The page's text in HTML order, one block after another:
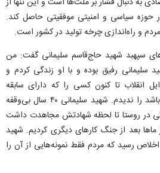
سیاسی و امنیتی موفقیتی حاصل کند.
مردم و راه‌اندازی چرخه تولید در کشور است.
سپهبد شهید حاج‌قاسم سلیمانی گفت: من
سال با شهید سلیمانی رفیق بوده و با او زندگی کردم و
انقلاب تا کنون کسی را که دارای سابقه
مجاهدت شبیه شهید سلیمانی باشد را ندیدم. شهید سلیمانی ۴۰ سال بی‌وقفه
در روستا تا لحظه شهادتش مجاهدت داشت
بعد از جنگ کارهای دیگری کردیم. شهید
رسید که مردم فقط نمونه‌هایی از آن را